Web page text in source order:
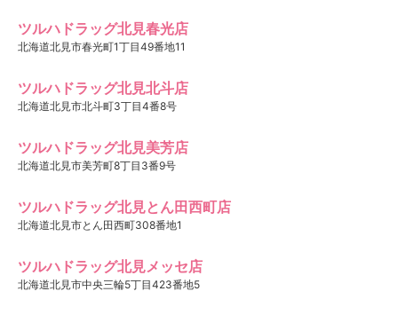
ツルハドラッグ北見春光店
北海道北見市春光町1丁目49番地11
ツルハドラッグ北見北斗店
北海道北見市北斗町3丁目4番8号
ツルハドラッグ北見美芳店
北海道北見市美芳町8丁目3番9号
ツルハドラッグ北見とん田西町店
北海道北見市とん田西町308番地1
ツルハドラッグ北見メッセ店
北海道北見市中央三輪5丁目423番地5